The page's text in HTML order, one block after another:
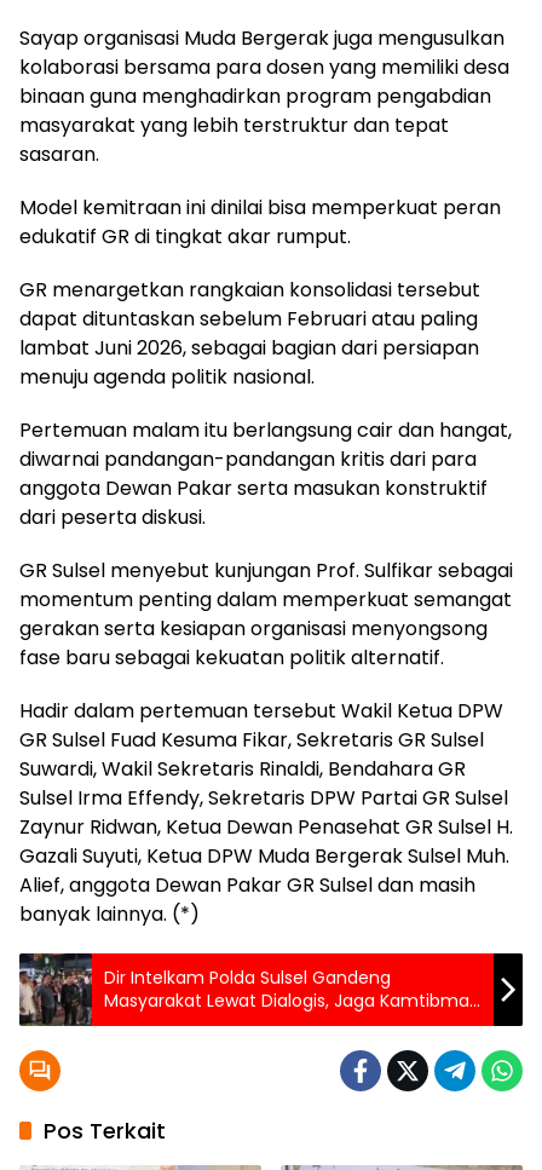
Sayap organisasi Muda Bergerak juga mengusulkan
kolaborasi bersama para dosen yang memiliki desa
binaan guna menghadirkan program pengabdian
masyarakat yang lebih terstruktur dan tepat
sasaran.
Model kemitraan ini dinilai bisa memperkuat peran
edukatif GR di tingkat akar rumput.
GR menargetkan rangkaian konsolidasi tersebut
dapat dituntaskan sebelum Februari atau paling
lambat Juni 2026, sebagai bagian dari persiapan
menuju agenda politik nasional.
Pertemuan malam itu berlangsung cair dan hangat,
diwarnai pandangan-pandangan kritis dari para
anggota Dewan Pakar serta masukan konstruktif
dari peserta diskusi.
GR Sulsel menyebut kunjungan Prof. Sulfikar sebagai
momentum penting dalam memperkuat semangat
gerakan serta kesiapan organisasi menyongsong
fase baru sebagai kekuatan politik alternatif.
Hadir dalam pertemuan tersebut Wakil Ketua DPW
GR Sulsel Fuad Kesuma Fikar, Sekretaris GR Sulsel
Suwardi, Wakil Sekretaris Rinaldi, Bendahara GR
Sulsel Irma Effendy, Sekretaris DPW Partai GR Sulsel
Zaynur Ridwan, Ketua Dewan Penasehat GR Sulsel H.
Gazali Suyuti, Ketua DPW Muda Bergerak Sulsel Muh.
Alief, anggota Dewan Pakar GR Sulsel dan masih
banyak lainnya. (*)
Dir Intelkam Polda Sulsel Gandeng
Masyarakat Lewat Dialogis, Jaga Kamtibmas
Saat Hari Anti Korupsi & HAM
Pos Terkait